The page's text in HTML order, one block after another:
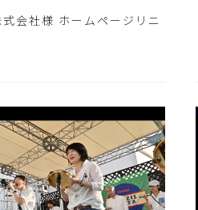
会社様 ホームページリニ